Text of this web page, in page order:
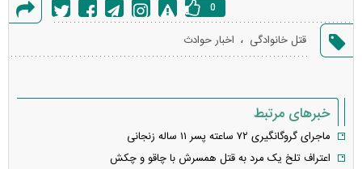
خطا
0
قتل خانوادگی ، اخبار حوادث
خبرهای مرتبط
ماجرای گروگانگیری ۷۲ ساعته پسر ۱۱ ساله زنجانی
اعتراف تلخ یک مرد به قتل همسرش با چاقو و چکش